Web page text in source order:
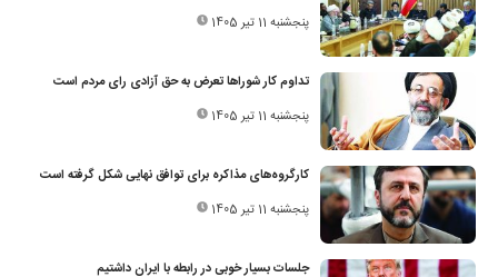
پنجشنبه 11 تیر 1405
تداوم کار شوراها تعرض به حق آزادی رای مردم است
پنجشنبه 11 تیر 1405
کارگروه‌های مذاکره برای توافق نهایی شکل گرفته است
پنجشنبه 11 تیر 1405
جلسات بسیار خوبی در رابطه با ایران داشتیم